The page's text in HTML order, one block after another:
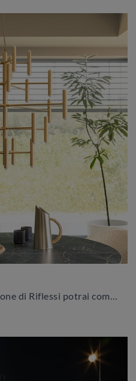
Con le lampade a sospensione di Riflessi potrai completare i tuoi spazi: clicca e scopri Charme!